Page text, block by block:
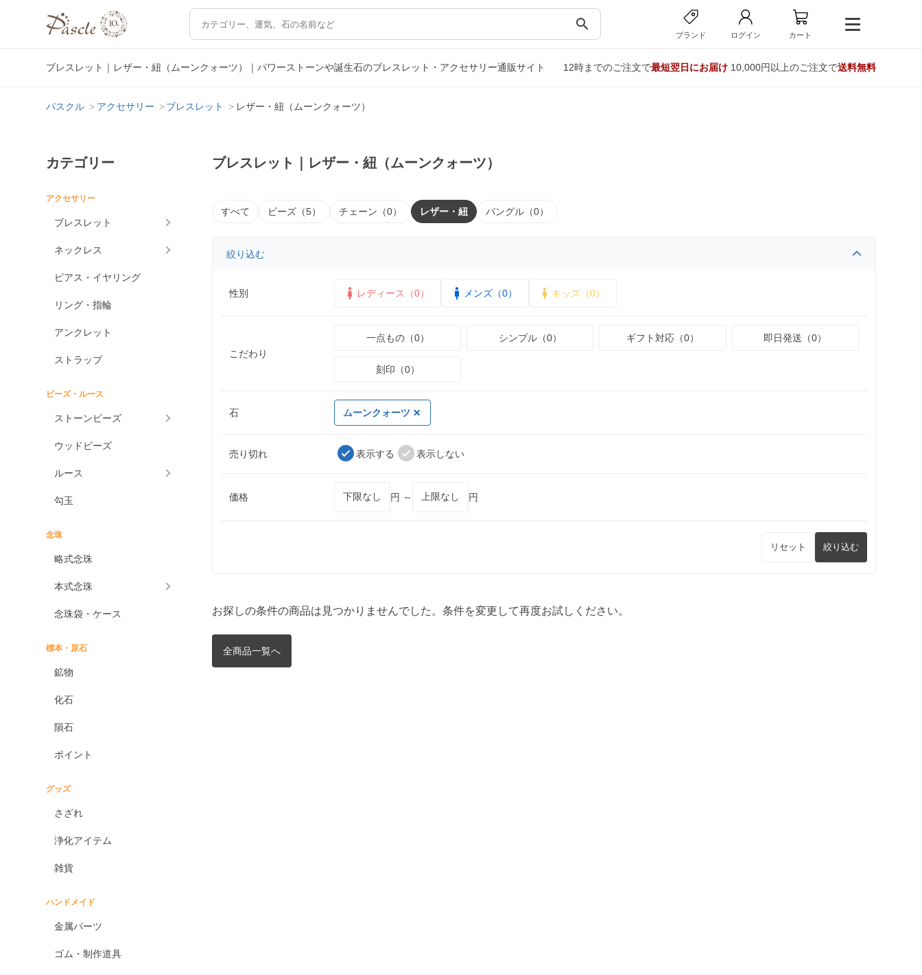
search
ブランド ログイン カート
ブレスレット｜レザー・紐（ムーンクォーツ）｜パワーストーンや誕生石のブレスレット・アクセサリー通販サイト 12時までのご注文で最短翌日にお届け10,000円以上のご注文で送料無料
パスクル アクセサリー ブレスレット レザー・紐（ムーンクォーツ）
カテゴリー
アクセサリー
ブレスレット
ネックレス
ピアス・イヤリング
リング・指輪
アンクレット
ストラップ
ビーズ・ルース
ストーンビーズ
ウッドビーズ
ルース
勾玉
念珠
略式念珠
本式念珠
念珠袋・ケース
標本・原石
鉱物
化石
隕石
ポイント
グッズ
さざれ
浄化アイテム
雑貨
ハンドメイド
金属パーツ
ゴム・制作道具
ブレスレット｜レザー・紐（ムーンクォーツ）
すべて ビーズ（5） チェーン（0） レザー・紐 バングル（0）
絞り込む
性別 レディース（0） メンズ（0） キッズ（0）
こだわり
一点もの（0） シンプル（0） ギフト対応（0） 即日発送（0）
刻印（0）
石 ムーンクォーツ
売り切れ 表示する 表示しない
価格 円 ～ 円
リセット 絞り込む
お探しの条件の商品は見つかりませんでした。条件を変更して再度お試しください。
全商品一覧へ